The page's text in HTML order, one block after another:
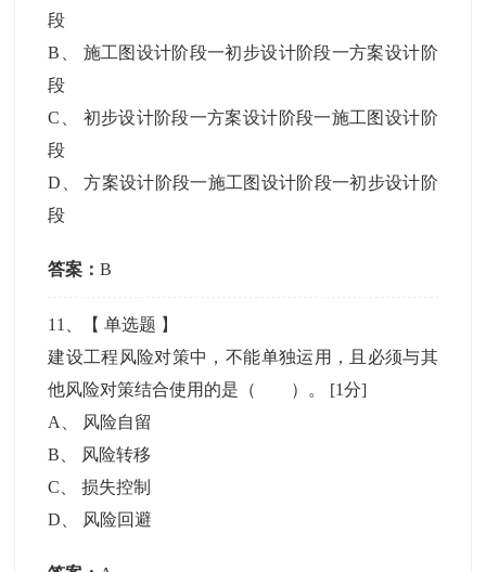
段
B
施工图设计阶段一初步设计阶段一方案设计阶
段
C
初步设计阶段一方案设计阶段一施工图设计阶
段
D 、方案设计阶段一施工图设计阶段一初步设计阶
段
答案：B
11 、【单选题 】
建设工程风险对策中，不能单独运用，且必须与其
他风险对策结合使用的是（ ）。 [1分]
A
风险自留
B
风险转移
C 、损失控制
D
风险回避